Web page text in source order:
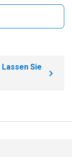
Lassen Sie